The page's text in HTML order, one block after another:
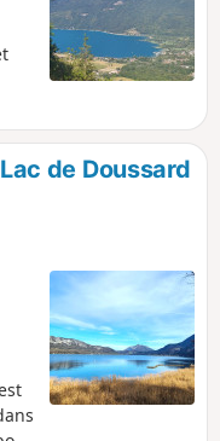
de Doussard